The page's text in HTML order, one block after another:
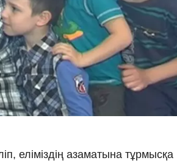
еліміздің азаматына тұрмысқа